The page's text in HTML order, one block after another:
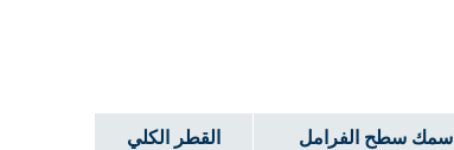
القطر الكلي سمك سطح الفرامل